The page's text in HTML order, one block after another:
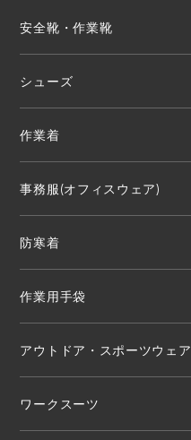
安全靴・作業靴
シューズ
作業着
事務服(オフィスウェア)
防寒着
作業用手袋
アウトドア・スポーツウェア
ワークスーツ